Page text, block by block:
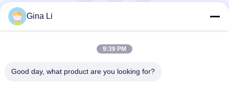
Gina Li
9:39 PM
Good day, what product are you looking for?